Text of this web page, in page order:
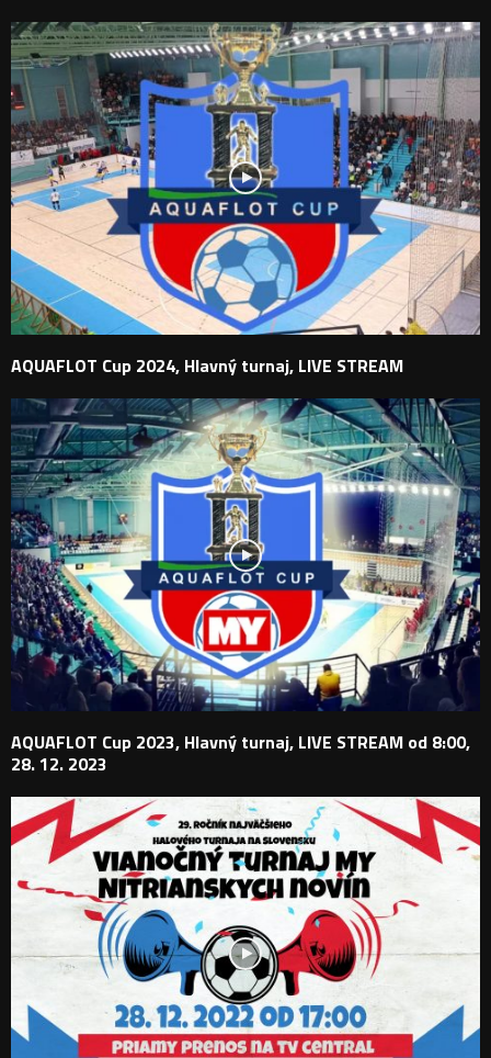
AQUAFLOT Cup 2024, Hlavný turnaj, LIVE STREAM
AQUAFLOT Cup 2023, Hlavný turnaj, LIVE STREAM od 8:00,
28. 12. 2023